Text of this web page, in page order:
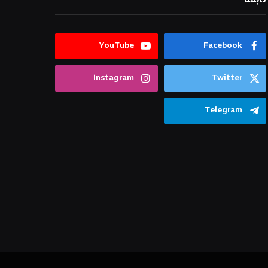
Facebook
YouTube
Twitter
Instagram
Telegram